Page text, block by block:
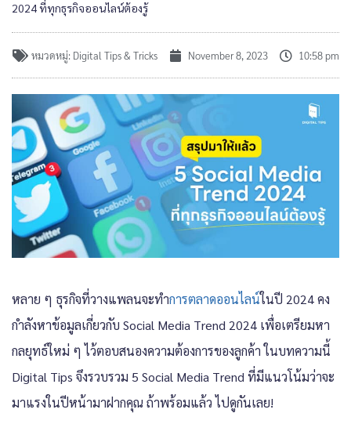
2024 ที่ทุกธุรกิจออนไลน์ต้องรู้
หมวดหมู่: Digital Tips & Tricks November 8, 2023 10:58 pm
หลาย ๆ ธุรกิจที่วางแพลนจะทำการตลาดออนไลน์ในปี 2024 คง
กำลังหาข้อมูลเกี่ยวกับ Social Media Trend 2024 เพื่อเตรียมหา
กลยุทธ์ใหม่ ๆ ไว้ตอบสนองความต้องการของลูกค้า ในบทความนี้
Digital Tips จึงรวบรวม 5 Social Media Trend ที่มีแนวโน้มว่าจะ
มาแรงในปีหน้ามาฝากคุณ ถ้าพร้อมแล้ว ไปดูกันเลย!